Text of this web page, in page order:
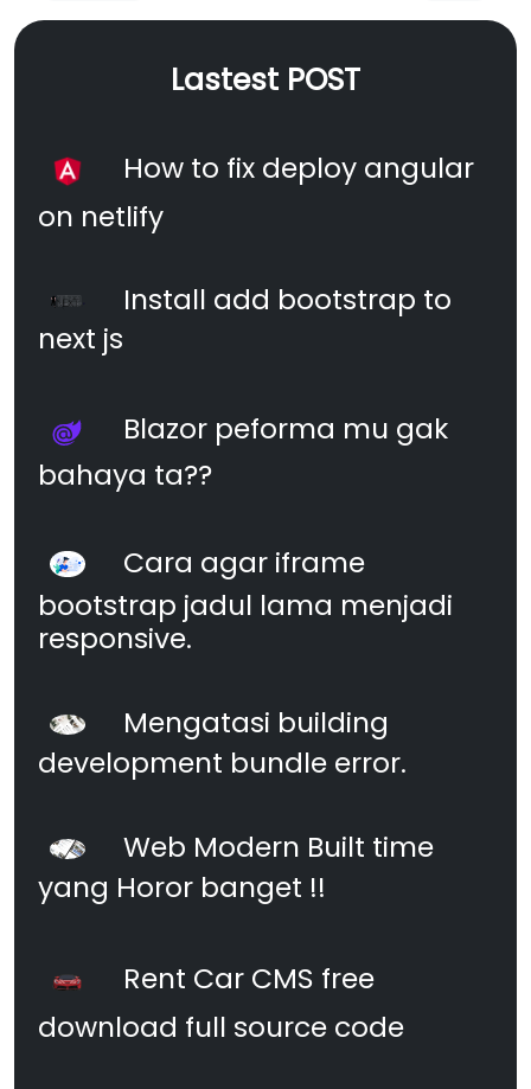
Lastest POST
How to fix deploy angular
on netlify
Install add bootstrap to
next js
Blazor peforma mu gak
bahaya ta??
Cara agar iframe
bootstrap jadul lama menjadi
responsive.
Mengatasi building
development bundle error.
Web Modern Built time
yang Horor banget !!
Rent Car CMS free
download full source code